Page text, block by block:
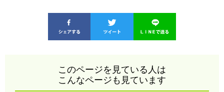
このページを見ている人は
こんなページも見ています